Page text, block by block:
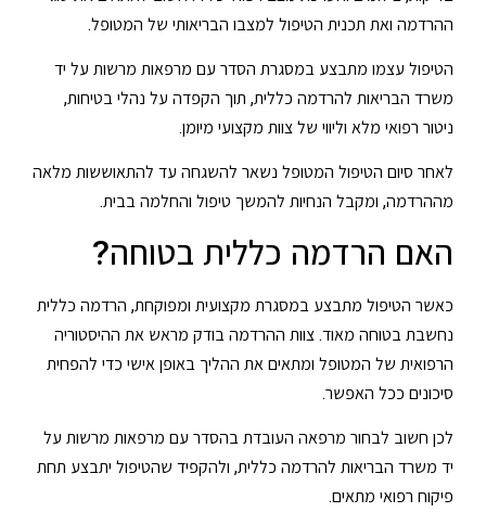
ההרדמה ואת תכנית הטיפול למצבו הבריאותי של המטופל.
הטיפול עצמו מתבצע במסגרת הסדר עם מרפאות מרשות על יד
משרד הבריאות להרדמה כללית, תוך הקפדה על נהלי בטיחות,
ניטור רפואי מלא וליווי של צוות מקצועי מיומן.
לאחר סיום הטיפול המטופל נשאר להשגחה עד להתאוששות מלאה
מההרדמה, ומקבל הנחיות להמשך טיפול והחלמה בבית.
האם הרדמה כללית בטוחה?
כאשר הטיפול מתבצע במסגרת מקצועית ומפוקחת, הרדמה כללית
נחשבת בטוחה מאוד. צוות ההרדמה בודק מראש את ההיסטוריה
הרפואית של המטופל ומתאים את ההליך באופן אישי כדי להפחית
סיכונים ככל האפשר.
לכן חשוב לבחור מרפאה העובדת בהסדר עם מרפאות מרשות על
יד משרד הבריאות להרדמה כללית, ולהקפיד שהטיפול יתבצע תחת
פיקוח רפואי מתאים.